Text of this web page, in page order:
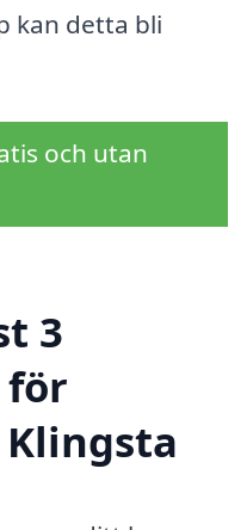
kan detta bli
och utan
3